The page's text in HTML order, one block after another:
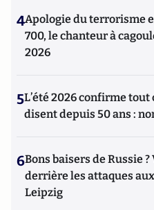
4Apologie du terrorisme
700, le chanteur à
2026
5L’été 2026 confirme tout
disent depuis 50 ans :
6Bons baisers de Russie
derrière les attaques
Leipzig